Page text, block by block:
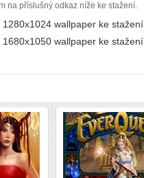
na příslušný odkaz níže ke stažení.
1280x1024 wallpaper ke stažení
1680x1050 wallpaper ke stažení